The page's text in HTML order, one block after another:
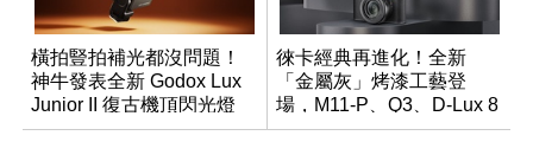
橫拍豎拍補光都沒問題！
神牛發表全新 Godox Lux
Junior II 復古機頂閃光燈
徠卡經典再進化！全新
「金屬灰」烤漆工藝登
場，M11-P、Q3、D-Lux 8
領銜換裝